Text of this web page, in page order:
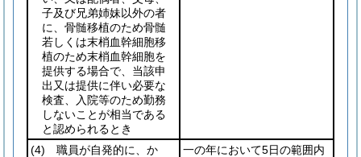
子及び兄弟姉妹以外の者
に、骨髄移植のため骨髄
若しくは末梢血幹細胞移
植のため末梢血幹細胞を
提供する場合で、当該申
出又は提供に伴い必要な
検査、入院等のため勤務
しないことが相当である
と認められるとき
(4) 職員が自発的に、か
一の年において5日の範囲内